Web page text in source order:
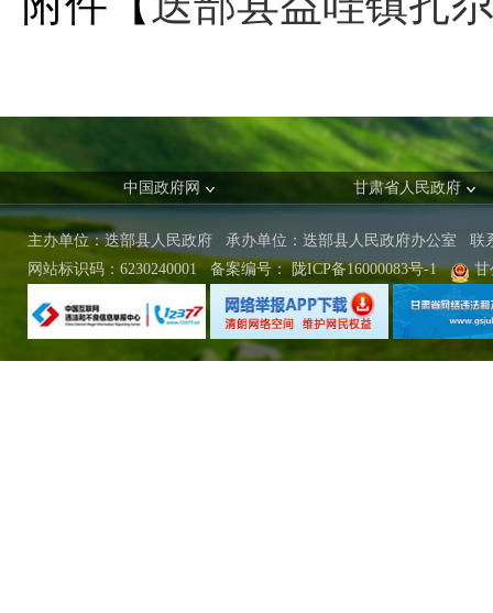
中国政府网 甘肃省人民政府
主办单位：迭部县人民政府 承办单位：迭部县人民政府办公室 联
网站标识码：6230240001
备案编号： 陇ICP备16000083号-1 甘